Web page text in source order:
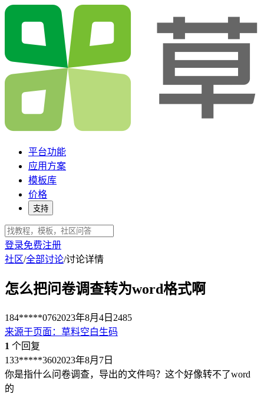
平台功能
应用方案
模板库
价格
支持
登录免费注册
社区/全部讨论/讨论详情
怎么把问卷调查转为word格式啊
184*****0762023年8月4日 2485
来源于页面 ： 草料空白生码
1 个回复
133*****3602023年8月7日
你是指什么问卷调查，导出的文件吗？这个好像转不了word
的